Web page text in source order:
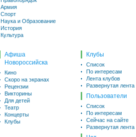
Армия
Спорт
Наука и Образование
История
Культура
Афиша
Новороссийска
Кино
Скоро на экранах
Рецензии
Викторины
Для детей
Театр
Концерты
Клубы
Клубы
Список
По интересам
Лента клубов
Развернутая лента
Пользователи
Список
По интересам
Сейчас на сайте
Развернутая лента